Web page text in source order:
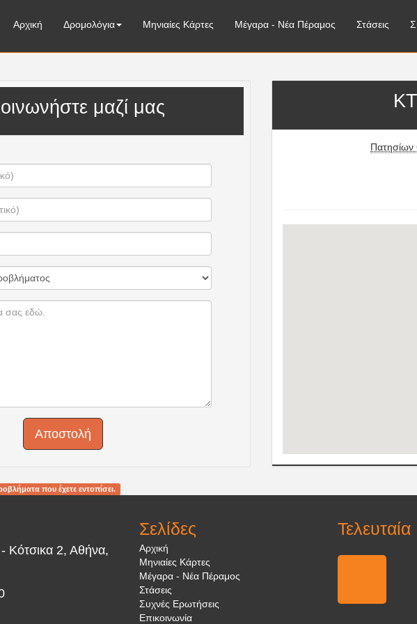
Αρχική Δρομολόγια Μηνιαίες Κάρτες Μέγαρα - Νέα Πέραμος Στάσεις
μαζί μας
Αποστολή
Πατησίων
που έχετε εντοπίσει.
Κότσικα 2, Αθήνα,
Σελίδες
Αρχική
Μηνιαίες Κάρτες
Μέγαρα - Νέα Πέραμος
Στάσεις
Συχνές Ερωτήσεις
Επικοινωνία